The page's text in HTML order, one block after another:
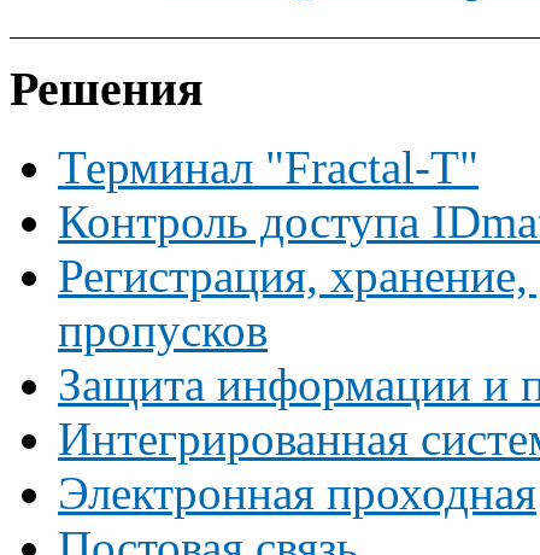
Решения
Терминал "Fractal-T"
Контроль доступа
Регистрация,
пропусков
Защита информации и
Интегрированная
Электронная проходная